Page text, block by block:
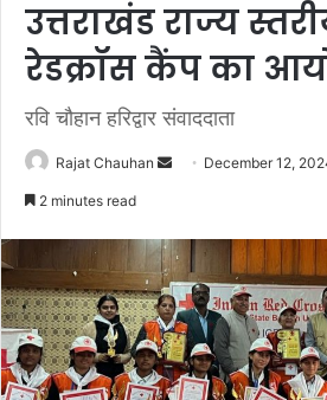
उत्तराखंड राज्य
रेडक्रॉस कैंप का
रवि चौहान हरिद्वार संवाददाता
Rajat Chauhan
Send December 12,
2 minutes read